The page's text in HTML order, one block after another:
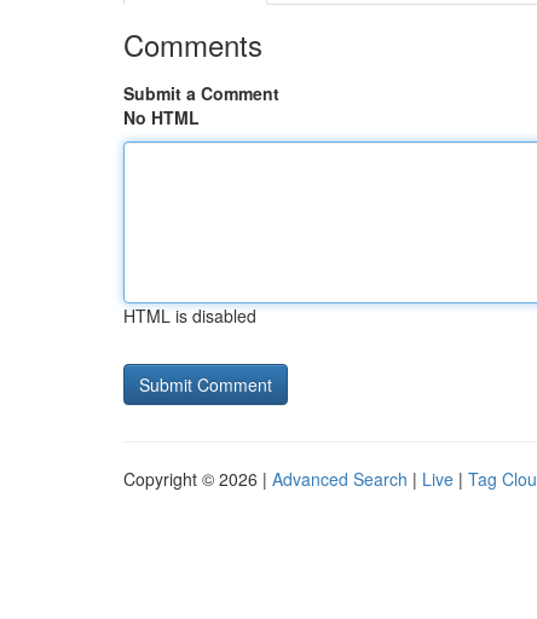
Comments
Submit a Comment
No HTML
HTML is disabled
Copyright © 2026 | Advanced Search | Live | Tag